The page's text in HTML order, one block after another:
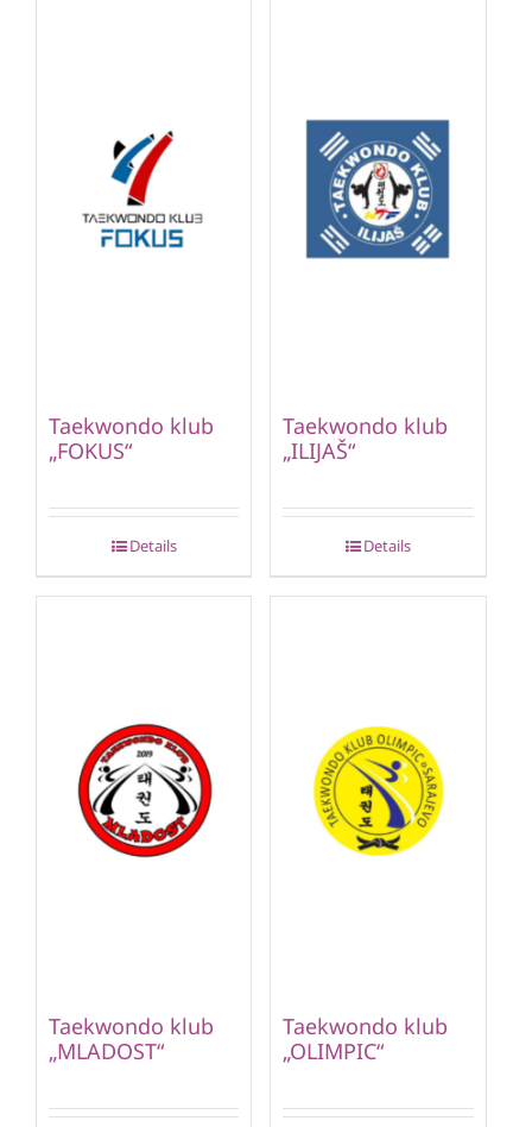
Taekwondo klub
„FOKUS“
Details
Taekwondo klub
„ILIJAŠ“
Details
Taekwondo klub
„MLADOST“
Taekwondo klub
„OLIMPIC“